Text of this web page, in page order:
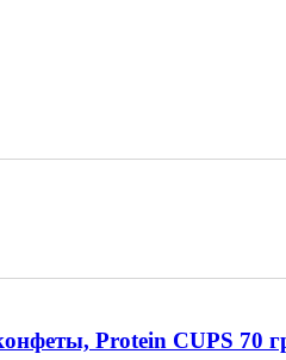
Protein CUPS 70